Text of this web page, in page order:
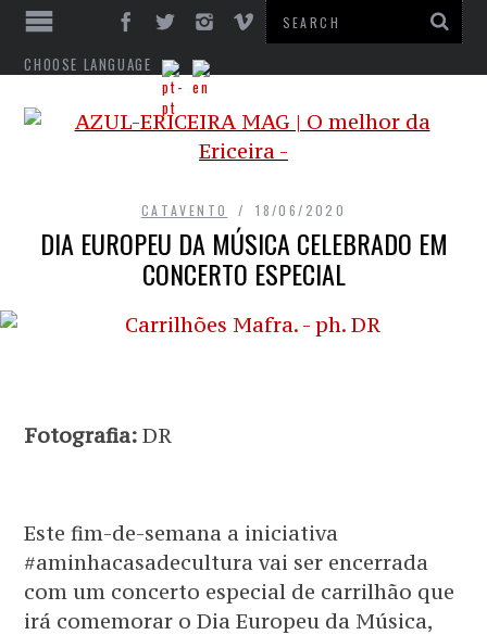
CHOOSE LANGUAGE
CATAVENTO 18/06/2020
DIA EUROPEU DA MÚSICA CELEBRADO EM
CONCERTO ESPECIAL
Fotografia: DR
Este fim-de-semana a iniciativa
#aminhacasadecultura vai ser encerrada
com um concerto especial de carrilhão que
irá comemorar o Dia Europeu da Música,